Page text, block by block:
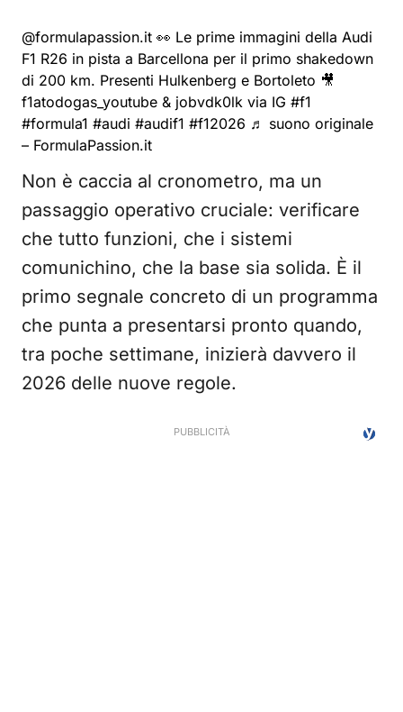
@formulapassion.it 👀 Le prime immagini della Audi
F1 R26 in pista a Barcellona per il primo shakedown
di 200 km. Presenti Hulkenberg e Bortoleto 🎥
f1atodogas_youtube & jobvdk0lk via IG #f1
#formula1 #audi #audif1 #f12026 ♬ suono originale
– FormulaPassion.it
Non è caccia al cronometro, ma un
passaggio operativo cruciale: verificare
che tutto funzioni, che i sistemi
comunichino, che la base sia solida. È il
primo segnale concreto di un programma
che punta a presentarsi pronto quando,
tra poche settimane, inizierà davvero il
2026 delle nuove regole.